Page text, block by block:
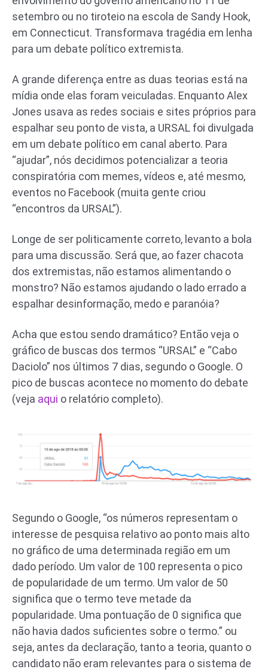
setembro ou no tiroteio na escola de Sandy Hook,
em Connecticut. Transformava tragédia em lenha
para um debate político extremista.
A grande diferença entre as duas teorias está na
mídia onde elas foram veiculadas. Enquanto Alex
Jones usava as redes sociais e sites próprios para
espalhar seu ponto de vista, a URSAL foi divulgada
em um debate político em canal aberto. Para
“ajudar”, nós decidimos potencializar a teoria
conspiratória com memes, vídeos e, até mesmo,
eventos no Facebook (muita gente criou
“encontros da URSAL”).
Longe de ser politicamente correto, levanto a bola
para uma discussão. Será que, ao fazer chacota
dos extremistas, não estamos alimentando o
monstro? Não estamos ajudando o lado errado a
espalhar desinformação, medo e paranóia?
Acha que estou sendo dramático? Então veja o
gráfico de buscas dos termos “URSAL” e “Cabo
Daciolo” nos últimos 7 dias, segundo o Google. O
pico de buscas acontece no momento do debate
(veja aqui o relatório completo).
Segundo o Google, “os números representam o
interesse de pesquisa relativo ao ponto mais alto
no gráfico de uma determinada região em um
dado período. Um valor de 100 representa o pico
de popularidade de um termo. Um valor de 50
significa que o termo teve metade da
popularidade. Uma pontuação de 0 significa que
não havia dados suficientes sobre o termo.” ou
seja, antes da declaração, tanto a teoria, quanto o
candidato não eram relevantes para o sistema de